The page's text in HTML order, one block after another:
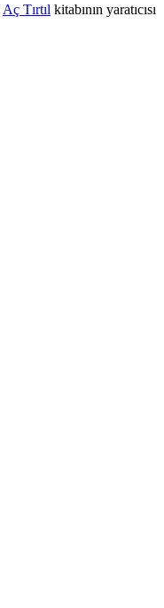
Aç Tırtıl kitabının yaratıcısı